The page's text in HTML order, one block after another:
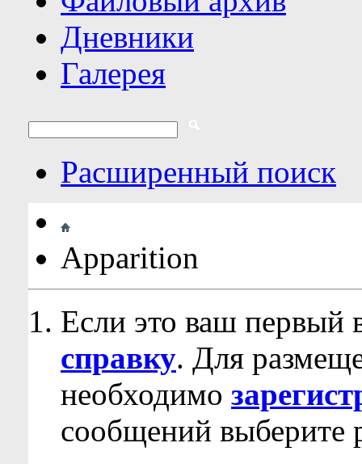
Дневники
Галерея
Расширенный поиск
Apparition
Если это ваш первый
справку. Для
необходимо
сообщений выберите